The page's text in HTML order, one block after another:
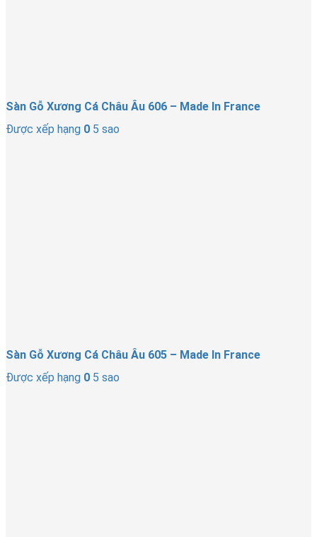
Sàn Gỗ Xương Cá Châu Âu 606 – Made In France
Được xếp hạng 0 5 sao
Sàn Gỗ Xương Cá Châu Âu 605 – Made In France
Được xếp hạng 0 5 sao